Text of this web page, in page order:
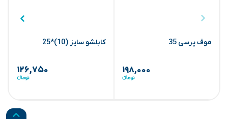
موف پرسی 35
۱۹۸,۰۰۰
کابلشو سایز (10)*25
۱۲۶,۷۵۰